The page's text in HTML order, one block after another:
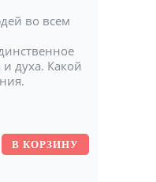
во всем
духа. Какой